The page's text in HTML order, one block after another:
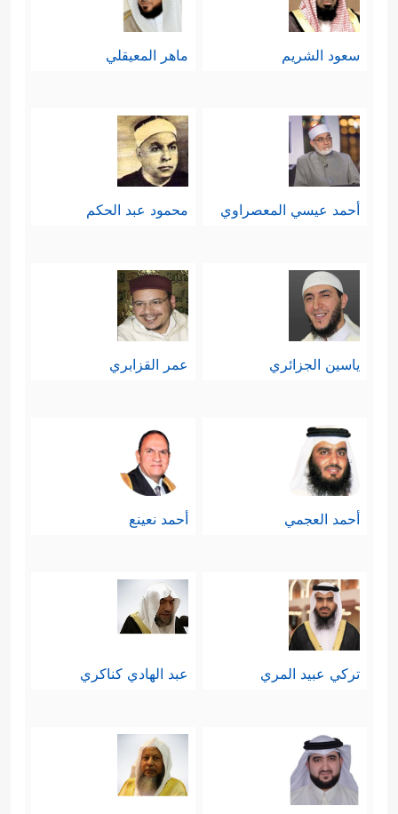
سعود الشريم ماهر المعيقلي
أحمد عيسي المعصراوي محمود عبد الحكم
ياسين الجزائري عمر القزابري
أحمد العجمي أحمد نعينع
تركي عبيد المري عبد الهادي كناكري